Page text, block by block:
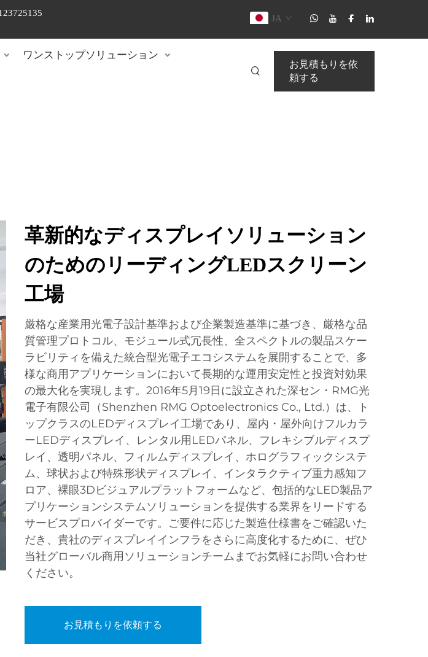
JA
ワンストップソリューション
お見積もりを依
頼する
革新的なディスプレイソリューション
のためのリーディングLEDスクリーン
工場
厳格な産業用光電子設計基準および企業製造基準に基づき、厳格な品
質管理プロトコル、モジュール式冗長性、全スペクトルの製品スケー
ラビリティを備えた統合型光電子エコシステムを展開することで、多
様な商用アプリケーションにおいて長期的な運用安定性と投資対効果
の最大化を実現します。2016年5月19日に設立された深セン・RMG光
電子有限公司（Shenzhen RMG Optoelectronics Co., Ltd.）は、ト
ップクラスのLEDディスプレイ工場であり、屋内・屋外向けフルカラ
ーLEDディスプレイ、レンタル用LEDパネル、フレキシブルディスプ
レイ、透明パネル、フィルムディスプレイ、ホログラフィックシステ
ム、球状および特殊形状ディスプレイ、インタラクティブ重力感知フ
ロア、裸眼3Dビジュアルプラットフォームなど、包括的なLED製品ア
プリケーションシステムソリューションを提供する業界をリードする
サービスプロバイダーです。ご要件に応じた製造仕様書をご確認いた
だき、貴社のディスプレイインフラをさらに高度化するために、ぜひ
当社グローバル商用ソリューションチームまでお気軽にお問い合わせ
ください。
お見積もりを依頼する